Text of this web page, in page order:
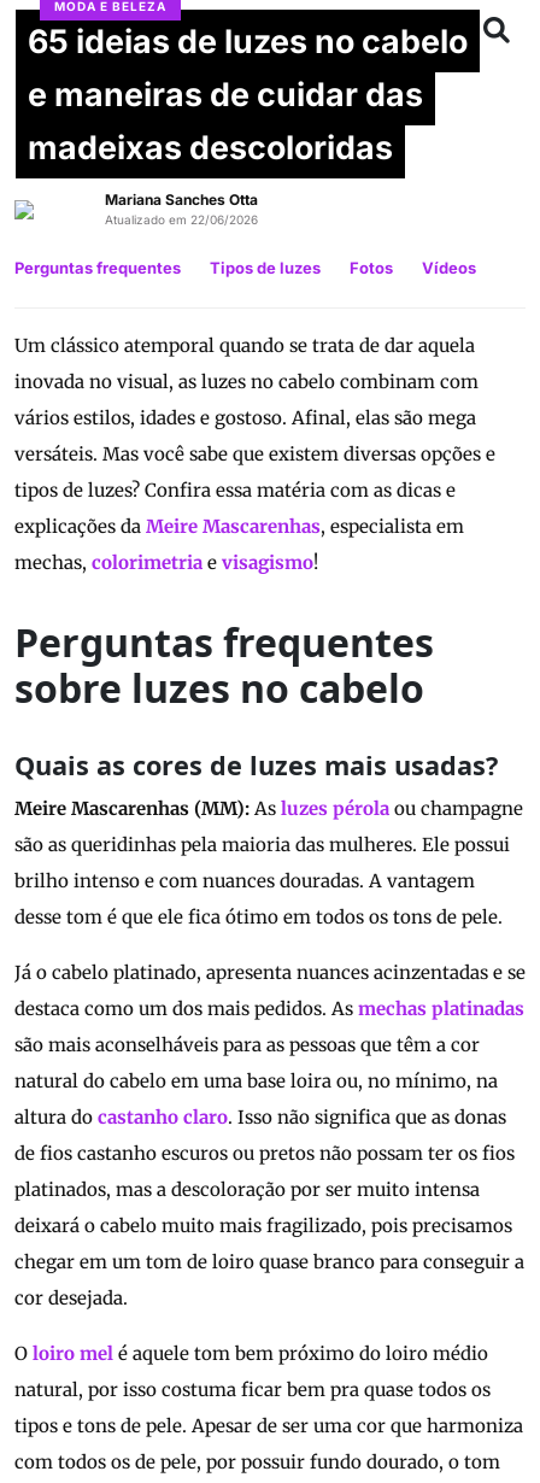
MODA E BELEZA
65 ideias de luzes no cabelo
e maneiras de cuidar das
madeixas descoloridas
Mariana Sanches Otta
Atualizado em 22/06/2026
Perguntas frequentes Tipos de luzes Fotos Vídeos
Um clássico atemporal quando se trata de dar aquela
inovada no visual, as luzes no cabelo combinam com
vários estilos, idades e gostoso. Afinal, elas são mega
versáteis. Mas você sabe que existem diversas opções e
tipos de luzes? Confira essa matéria com as dicas e
explicações da Meire Mascarenhas, especialista em
mechas, colorimetria e visagismo!
Perguntas frequentes
sobre luzes no cabelo
Quais as cores de luzes mais usadas?
Meire Mascarenhas (MM): As luzes pérola ou champagne
são as queridinhas pela maioria das mulheres. Ele possui
brilho intenso e com nuances douradas. A vantagem
desse tom é que ele fica ótimo em todos os tons de pele.
Já o cabelo platinado, apresenta nuances acinzentadas e se
destaca como um dos mais pedidos. As mechas platinadas
são mais aconselháveis para as pessoas que têm a cor
natural do cabelo em uma base loira ou, no mínimo, na
altura do castanho claro. Isso não significa que as donas
de fios castanho escuros ou pretos não possam ter os fios
platinados, mas a descoloração por ser muito intensa
deixará o cabelo muito mais fragilizado, pois precisamos
chegar em um tom de loiro quase branco para conseguir a
cor desejada.
O loiro mel é aquele tom bem próximo do loiro médio
natural, por isso costuma ficar bem pra quase todos os
tipos e tons de pele. Apesar de ser uma cor que harmoniza
com todos os de pele, por possuir fundo dourado, o tom